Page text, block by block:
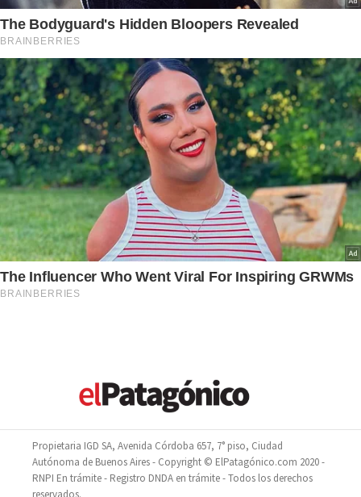
Propietaria IGD SA, Avenida Córdoba 657, 7° piso, Ciudad
Autónoma de Buenos Aires - Copyright © ElPatagónico.com 2020 -
RNPI En trámite - Registro DNDA en trámite - Todos los derechos
reservados.